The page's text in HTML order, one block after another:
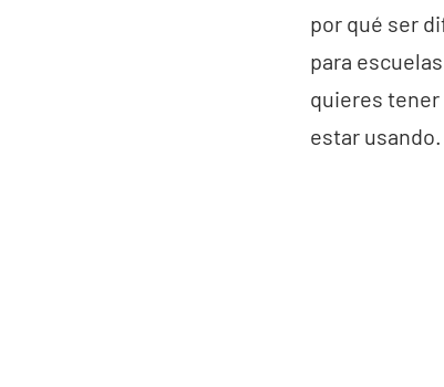
por qué ser
para
quieres
estar usando.